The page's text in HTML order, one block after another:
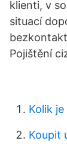
klienti, v
situací
Pojištění
Kolik
Koupit